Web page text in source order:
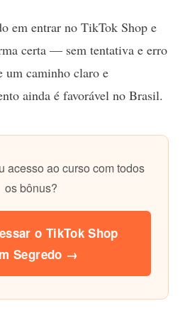
em entrar no TikTok Shop e
certa — sem tentativa e erro
um caminho claro e
ainda é favorável no Brasil.
acesso ao curso com todos
os bônus?
o TikTok Shop
Segredo →